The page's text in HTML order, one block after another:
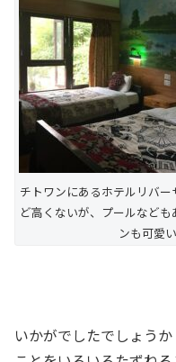
チトワンにあるホテルリバ
ど高くないが、プールなど
ンも可愛い
いかがでしたでしょう